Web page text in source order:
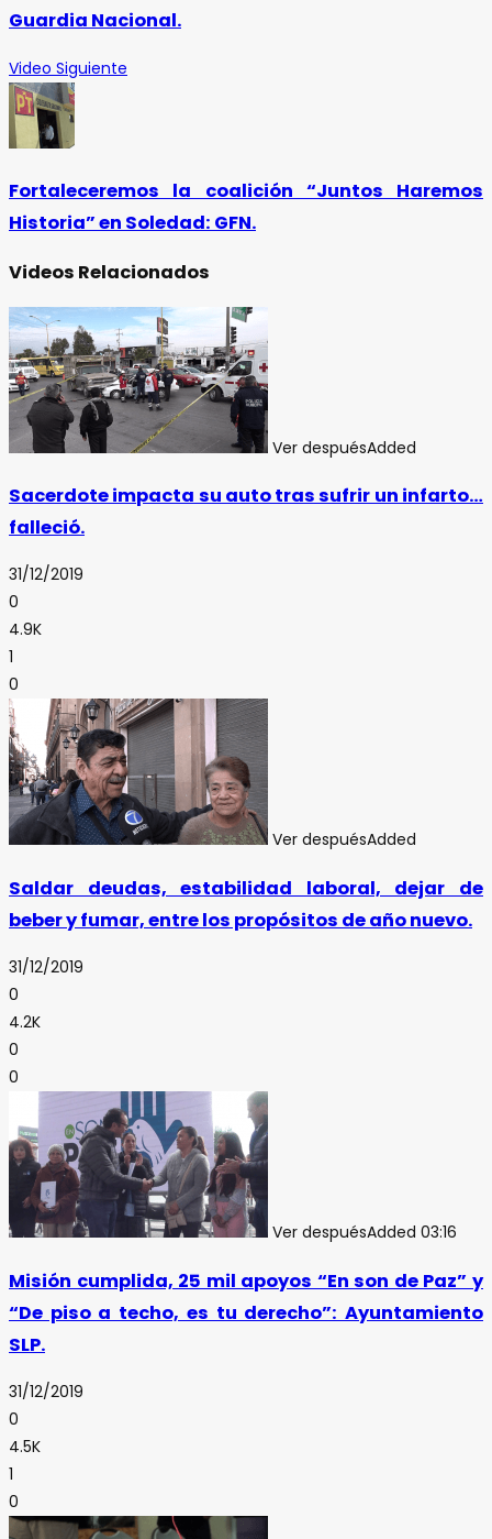
Guardia Nacional.
Video Siguiente
Fortaleceremos la coalición “Juntos Haremos
Historia” en Soledad: GFN.
Videos Relacionados
Ver despuésAdded
Sacerdote impacta su auto tras sufrir un infarto…
falleció.
31/12/2019
0
4.9K
1
0
Ver despuésAdded
Saldar deudas, estabilidad laboral, dejar de
beber y fumar, entre los propósitos de año nuevo.
31/12/2019
0
4.2K
0
0
Ver despuésAdded 03:16
Misión cumplida, 25 mil apoyos “En son de Paz” y
“De piso a techo, es tu derecho”: Ayuntamiento
SLP.
31/12/2019
0
4.5K
1
0